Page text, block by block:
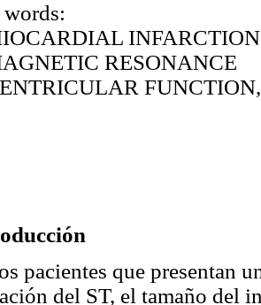
INFARCTION
RESONANCE
pacientes que presentan
del ST, el tamaño del